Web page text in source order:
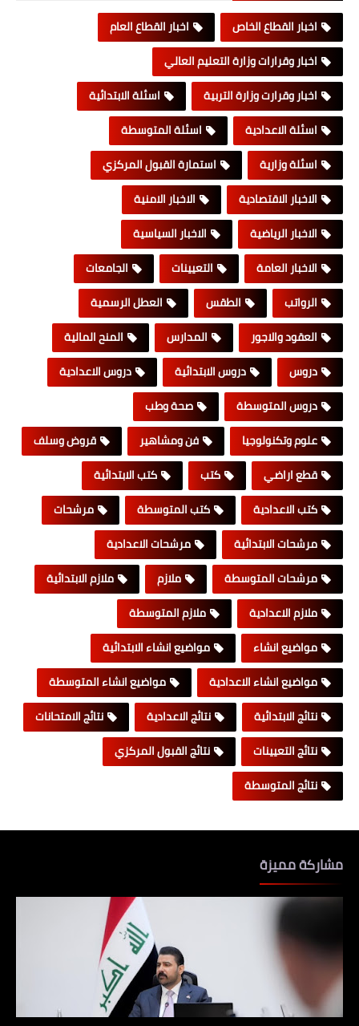
اخبار القطاع الخاص
اخبار القطاع العام
اخبار وقرارات وزارة التعليم العالي
اخبار وقرارت وزارة التربية
اسئلة الابتدائية
اسئلة الاعدادية
اسئلة المتوسطة
اسئلة وزارية
استمارة القبول المركزي
الاخبار الاقتصادية
الاخبار الامنية
الاخبار الرياضية
الاخبار السياسية
الاخبار العامة
التعيينات
الجامعات
الرواتب
الطقس
العطل الرسمية
العقود والاجور
المدارس
المنح المالية
دروس
دروس الابتدائية
دروس الاعدادية
دروس المتوسطة
صحة وطب
علوم وتكنولوجيا
فن ومشاهير
قروض وسلف
قطع اراضي
كتب
كتب الابتدائية
كتب الاعدادية
كتب المتوسطة
مرشحات
مرشحات الابتدائية
مرشحات الاعدادية
مرشحات المتوسطة
ملازم
ملازم الابتدائية
ملازم الاعدادية
ملازم المتوسطة
مواضيع انشاء
مواضيع انشاء الابتدائية
مواضيع انشاء الاعدادية
مواضيع انشاء المتوسطة
نتائج الابتدائية
نتائج الاعدادية
نتائج الامتحانات
نتائج التعيينات
نتائج القبول المركزي
نتائج المتوسطة
مشاركة مميزة